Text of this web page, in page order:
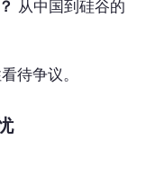
从中国到硅谷的
待争议。